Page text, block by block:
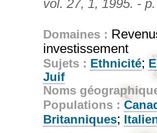
vol. 27, 1, 1995. -
Domaines :
investissement
Sujets : Ethnicité;
Juif
Noms
Populations :
Britanniques;